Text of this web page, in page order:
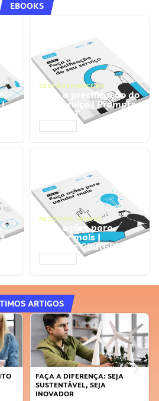
EBOOKS
|
GESTÃO FINANCEIRA
Faça a precificação do
seu serviço | Prompts
ChatGPT
NEGÓCIOS, VENDAS
Faça ações para
vender mais |
Prompts ChatGPT
ARTIGOS
FAÇA A DIFERENÇA: SEJA
SUSTENTÁVEL, SEJA
INOVADOR